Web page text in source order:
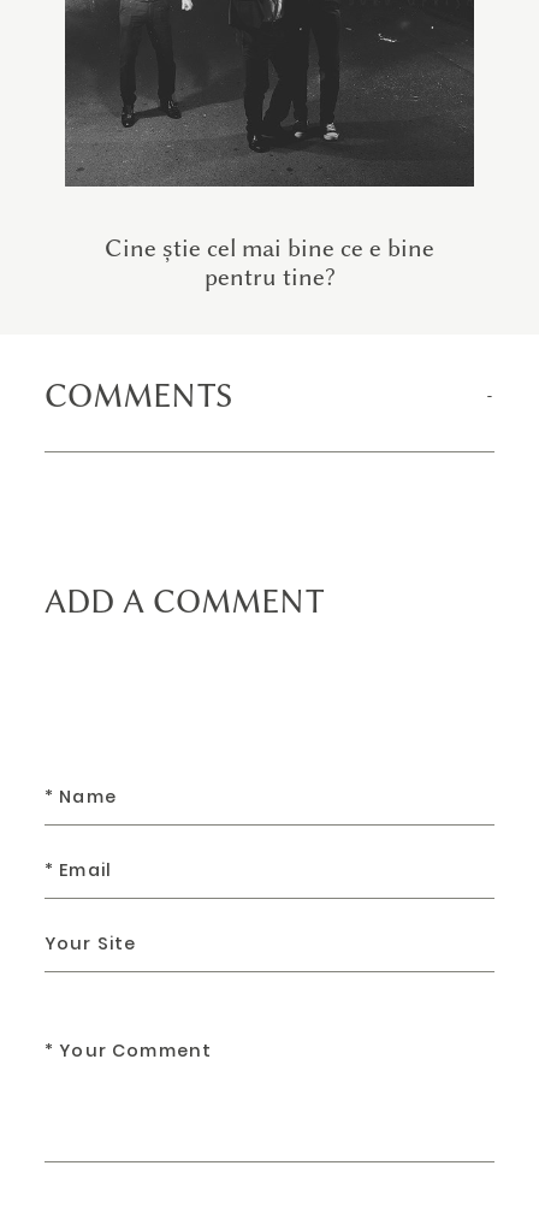
Cine știe cel mai bine ce e bine
pentru tine?
COMMENTS
ADD A COMMENT